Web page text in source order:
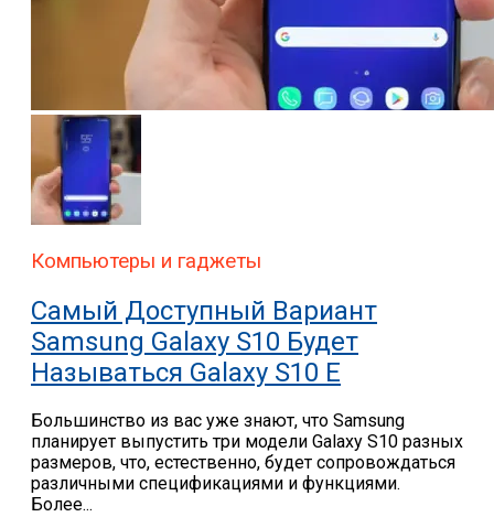
Компьютеры и гаджеты
Самый Доступный Вариант
Samsung Galaxy S10 Будет
Называться Galaxy S10 E
Большинство из вас уже знают, что Samsung
планирует выпустить три модели Galaxy S10 разных
размеров, что, естественно, будет сопровождаться
различными спецификациями и функциями.
Более...